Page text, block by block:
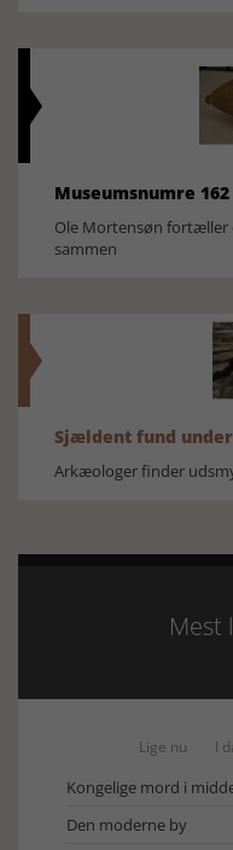
Museumsnumre
Ole Mortensøn fortæller
sammen
Sjældent fund
Arkæologer finder
Lige nu I
Kongelige mord i
Den moderne by